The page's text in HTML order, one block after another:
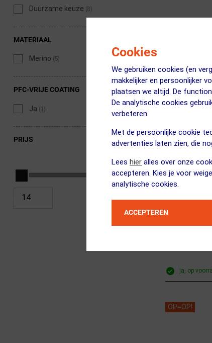
Cookies
We gebruiken cookies (en
makkelijker en persoonlijker
plaatsen we altijd. De
De analytische cookies
verbeteren.
Met de persoonlijke cookie
advertenties laten zien, die
Lees hier alles over onze
accepteren. Kies je voor
analytische cookies.
ACCEPTEREN
Duurzame keuze (8)
MATERIAAL
Merino (5)
PFC-VRIJE COATING
Ja (1)
PRIJS
OP=OP!
ja, op
OP=OP!